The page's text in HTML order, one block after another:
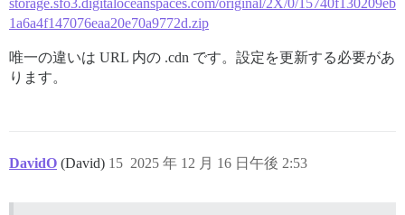
1a6a4f147076eaa20e70a9772d.zip
唯一の違いは URL 内の .cdn です。設定を更新する必要があ
ります。
DavidO (David) 2025 年 12 月 16 日午後 2:53
15